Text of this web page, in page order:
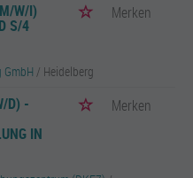
W/I)
S/4
Merken
GmbH / Heidelberg
D) -
IN
Merken